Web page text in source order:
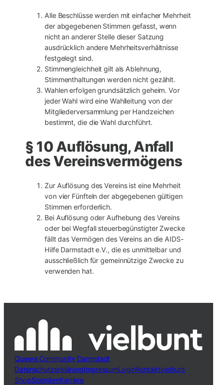
Alle Beschlüsse werden mit einfacher Mehrheit
der abgegebenen Stimmen gefasst, wenn
nicht an anderer Stelle dieser Satzung
ausdrücklich andere Mehrheitsverhältnisse
festgelegt sind.
Stimmengleichheit gilt als Ablehnung,
Stimmenthaltungen werden nicht gezählt.
Wahlen erfolgen grundsätzlich geheim. Vor
jeder Wahl wird eine Wahlleitung von der
Mitgliederversammlung per Handzeichen
bestimmt, die die Wahl durchführt.
§ 10 Auflösung, Anfall
des Vereinsvermögens
Zur Auflösung des Vereins ist eine Mehrheit
von vier Fünfteln der abgegebenen gültigen
Stimmen erforderlich.
Bei Auflösung oder Aufhebung des Vereins
oder bei Wegfall steuerbegünstigter Zwecke
fällt das Vermögen des Vereins an die AIDS-
Hilfe Darmstadt e.V., die es unmittelbar und
ausschließlich für gemeinnützige Zwecke zu
verwenden hat.
Queere Community Darmstadt
DatenschutzerklärungImpressumLoginKontaktvielbunt
ShopSpendenKarriere